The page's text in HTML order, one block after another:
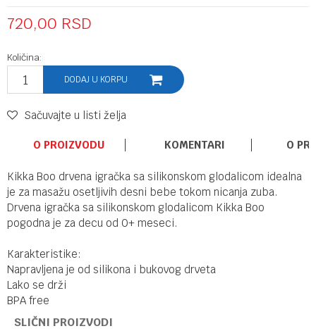
720,00 RSD
Količina:
DODAJ U KORPU
Sačuvajte u listi želja
O PROIZVODU KOMENTARI O
Kikka Boo drvena igračka sa silikonskom glodalicom idealna
je za masažu osetljivih desni bebe tokom nicanja zuba.
Drvena igračka sa silikonskom glodalicom Kikka Boo
pogodna je za decu od 0+ meseci.
Karakteristike:
Napravljena je od silikona i bukovog drveta
Lako se drži
BPA free
SLIČNI PROIZVODI